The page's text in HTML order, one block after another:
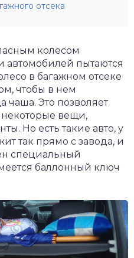
отсека
колесом
пытаются
в багажном отсеке
чтобы в нем
чаша. Это позволяет
вещи,
Но есть такие авто, у
так прямо с завода, и
специальный
баллонный ключ